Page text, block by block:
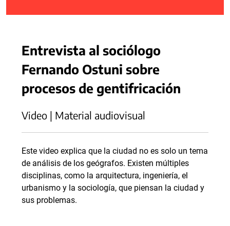
Entrevista al sociólogo
Fernando Ostuni sobre
procesos de gentifricación
Video | Material audiovisual
Este video explica que la ciudad no es solo un tema
de análisis de los geógrafos. Existen múltiples
disciplinas, como la arquitectura, ingeniería, el
urbanismo y la sociología, que piensan la ciudad y
sus problemas.